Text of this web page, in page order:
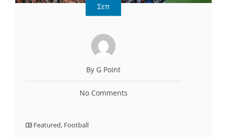
Σεπ
By G Point
No Comments
Featured, Football